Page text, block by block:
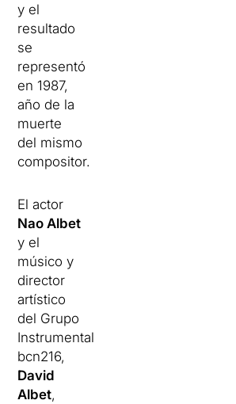
y el
resultado
se
representó
en 1987,
año de la
muerte
del mismo
compositor.
El actor
Nao Albet
y el
músico y
director
artístico
del Grupo
Instrumental
bcn216,
David
Albet,